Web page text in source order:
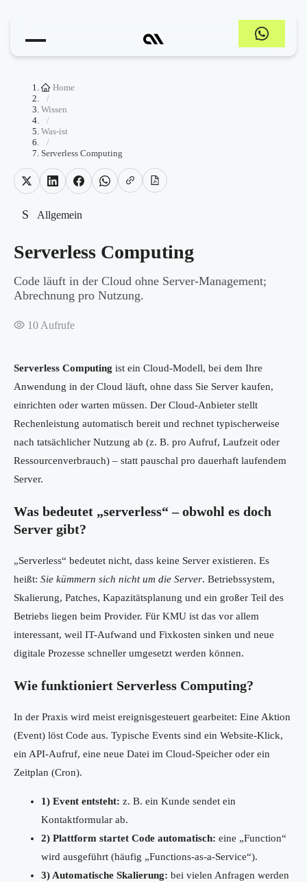
Home
/
Wissen
/
Was-ist
/
Serverless Computing
S Allgemein
Serverless Computing
Code läuft in der Cloud ohne Server-Management;
Abrechnung pro Nutzung.
10 Aufrufe
Serverless Computing ist ein Cloud-Modell, bei dem Ihre
Anwendung in der Cloud läuft, ohne dass Sie Server kaufen,
einrichten oder warten müssen. Der Cloud-Anbieter stellt
Rechenleistung automatisch bereit und rechnet typischerweise
nach tatsächlicher Nutzung ab (z. B. pro Aufruf, Laufzeit oder
Ressourcenverbrauch) – statt pauschal pro dauerhaft laufendem
Server.
Was bedeutet „serverless“ – obwohl es doch
Server gibt?
„Serverless“ bedeutet nicht, dass keine Server existieren. Es
heißt: Sie kümmern sich nicht um die Server. Betriebssystem,
Skalierung, Patches, Kapazitätsplanung und ein großer Teil des
Betriebs liegen beim Provider. Für KMU ist das vor allem
interessant, weil IT-Aufwand und Fixkosten sinken und neue
digitale Prozesse schneller umgesetzt werden können.
Wie funktioniert Serverless Computing?
In der Praxis wird meist ereignisgesteuert gearbeitet: Eine Aktion
(Event) löst Code aus. Typische Events sind ein Website-Klick,
ein API-Aufruf, eine neue Datei im Cloud-Speicher oder ein
Zeitplan (Cron).
1) Event entsteht: z. B. ein Kunde sendet ein
Kontaktformular ab.
2) Plattform startet Code automatisch: eine „Function“
wird ausgeführt (häufig „Functions-as-a-Service“).
3) Automatische Skalierung: bei vielen Anfragen werden